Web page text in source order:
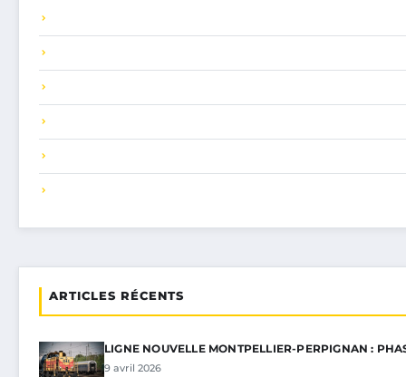
ARTICLES RÉCENTS
LIGNE NOUVELLE MONTPELLIER-PERPIGNAN :
9 avril 2026